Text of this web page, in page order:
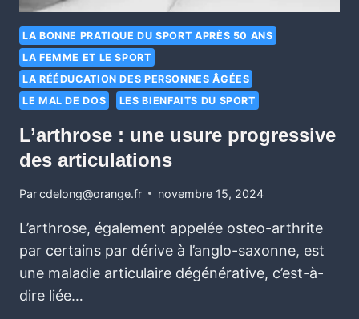
LA BONNE PRATIQUE DU SPORT APRÈS 50 ANS
LA FEMME ET LE SPORT
LA RÉÉDUCATION DES PERSONNES ÂGÉES
LE MAL DE DOS
LES BIENFAITS DU SPORT
L’arthrose : une usure progressive
des articulations
Parcdelong@orange.fr novembre 15, 2024
L’arthrose, également appelée osteo-arthrite
par certains par dérive à l’anglo-saxonne, est
une maladie articulaire dégénérative, c’est-à-
dire liée…